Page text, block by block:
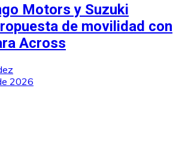
Motors y Suzuki
de movilidad con
Across
2026